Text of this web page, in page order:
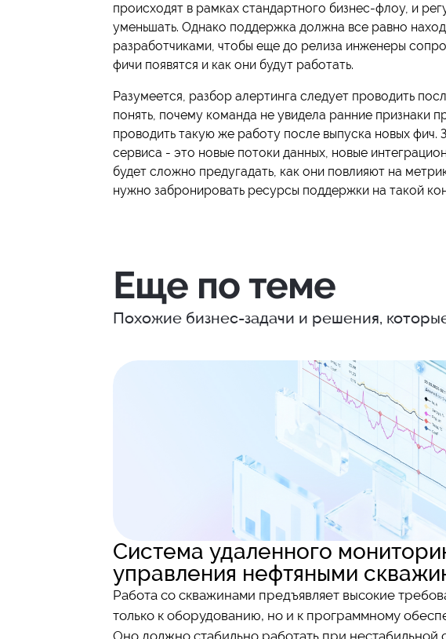
происходят в рамках стандартного бизнес-флоу, и
уменьшать. Однако поддержка должна все равно
разработчиками, чтобы еще до релиза инженеры
фичи появятся и как они будут работать.
Разумеется, разбор алертинга следует проводить
понять, почему команда не увидела ранние признаки
проводить такую же работу после выпуска новых фич.
сервиса - это новые потоки данных, новые
будет сложно предугадать, как они повлияют на
нужно забронировать ресурсы поддержки на такой
Еще по теме
Похожие бизнес-задачи и решения,
Система удаленного
управления нефтяными
Работа со скважинами предъявляет высокие
только к оборудованию, но и к программному